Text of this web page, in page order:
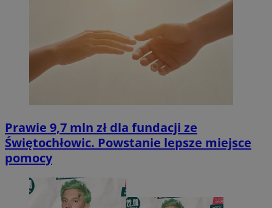
Prawie 9,7 mln zł dla fundacji ze
Świętochłowic. Powstanie lepsze miejsce
pomocy